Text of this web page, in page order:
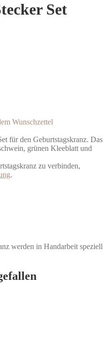
Set
Wunschzettel
für den Geburtstagskranz. Das
grünen Kleeblatt und
zu verbinden,
.
werden in Handarbeit speziell